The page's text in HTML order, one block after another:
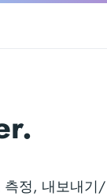
측정, 내보내기/